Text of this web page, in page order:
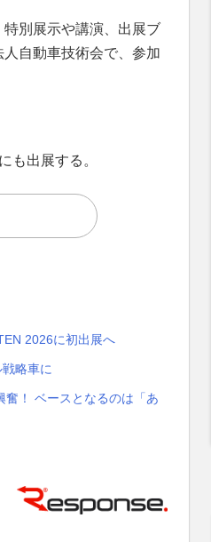
別展示や講演、出展ブ
自動車技術会で、参加
も出展する。
2026に初出展へ
略車に
奮！ ベースとなるのは「あ